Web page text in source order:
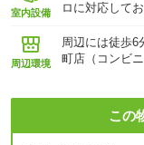
室内設備
ロに対応してお
周辺環境
周辺には徒歩6
町店（コンビ
この